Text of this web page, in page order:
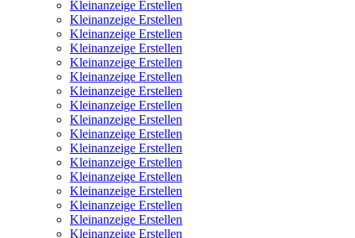
Kleinanzeige Erstellen
Kleinanzeige Erstellen
Kleinanzeige Erstellen
Kleinanzeige Erstellen
Kleinanzeige Erstellen
Kleinanzeige Erstellen
Kleinanzeige Erstellen
Kleinanzeige Erstellen
Kleinanzeige Erstellen
Kleinanzeige Erstellen
Kleinanzeige Erstellen
Kleinanzeige Erstellen
Kleinanzeige Erstellen
Kleinanzeige Erstellen
Kleinanzeige Erstellen
Kleinanzeige Erstellen
Kleinanzeige Erstellen